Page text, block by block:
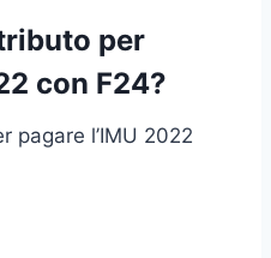
per
con F24?
pagare l’IMU 2022